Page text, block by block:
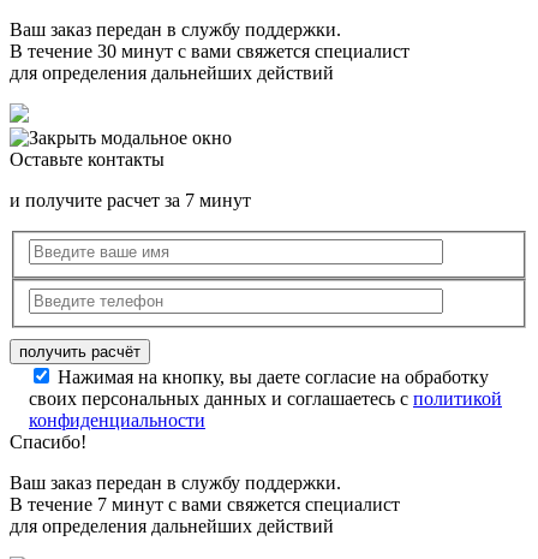
Ваш заказ передан в службу поддержки.
В течение 30 минут с вами свяжется специалист
для определения дальнейших действий
Оставьте контакты
и получите расчет за 7 минут
Нажимая на кнопку, вы даете согласие на обработку
своих персональных данных и соглашаетесь с политикой
конфиденциальности
Спасибо!
Ваш заказ передан в службу поддержки.
В течение 7 минут с вами свяжется специалист
для определения дальнейших действий